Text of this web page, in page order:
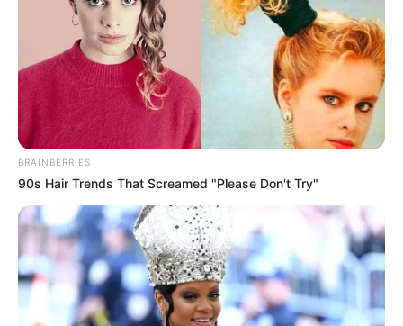
BRAINBERRIES
90s Hair Trends That Screamed "Please Don't Try"